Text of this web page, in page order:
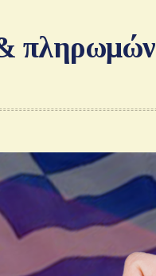
πληρωμών